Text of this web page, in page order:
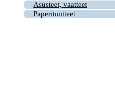
Asusteet, vaatteet
Paperituotteet